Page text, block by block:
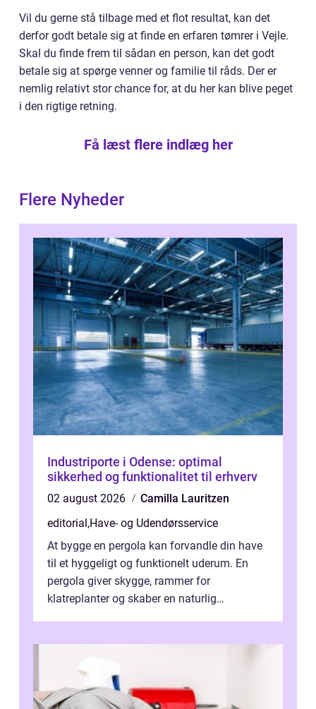
Vil du gerne stå tilbage med et flot resultat, kan det
derfor godt betale sig at finde en erfaren tømrer i Vejle.
Skal du finde frem til sådan en person, kan det godt
betale sig at spørge venner og familie til råds. Der er
nemlig relativt stor chance for, at du her kan blive peget
i den rigtige retning.
Få læst flere indlæg her
Flere Nyheder
Industriporte i Odense: optimal
sikkerhed og funktionalitet til erhverv
02 august 2026
Camilla Lauritzen
editorial,Have- og Udendørsservice
At bygge en pergola kan forvandle din have
til et hyggeligt og funktionelt uderum. En
pergola giver skygge, rammer for
klatreplanter og skaber en naturlig